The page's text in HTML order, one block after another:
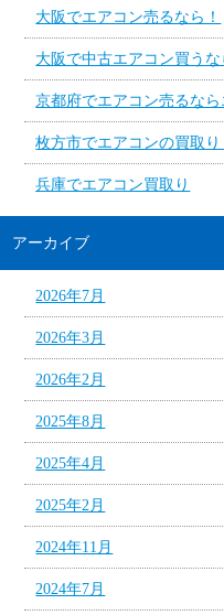
大阪でエアコン売るなら！
大阪で中古エアコン買うな
京都府でエアコン売るなら
枚方市でエアコンの買取り
兵庫でエアコン買取り
アーカイブ
2026年7月
2026年3月
2026年2月
2025年8月
2025年4月
2025年2月
2024年11月
2024年7月